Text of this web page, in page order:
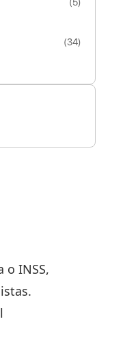
(34)
o INSS,